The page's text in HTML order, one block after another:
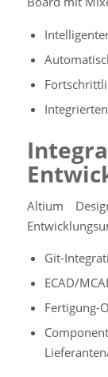
Altium
Git-
ECAD/
Fertigung-